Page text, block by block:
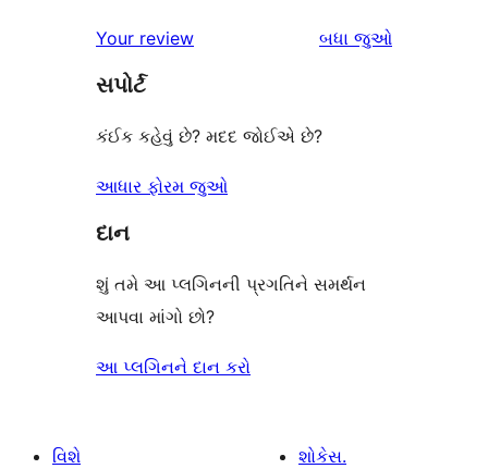
સમીક્ષાઓ
સ્ટાર
સમીક્ષા
Your review બધા સમીક્ષાઓ
જુઓ
સપોર્ટ
કંઈક કહેવું છે? મદદ જોઈએ છે?
આધાર ફોરમ જુઓ
દાન
શું તમે આ પ્લગિનની પ્રગતિને સમર્થન
આપવા માંગો છો?
આ પ્લગિનને દાન કરો
વિશે
શોકેસ.